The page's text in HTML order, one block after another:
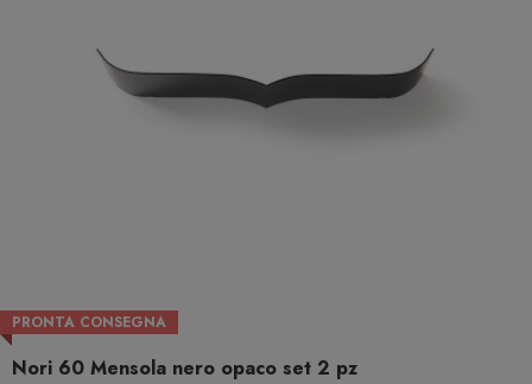
PRONTA CONSEGNA
Nori 60 Mensola nero opaco set 2 pz